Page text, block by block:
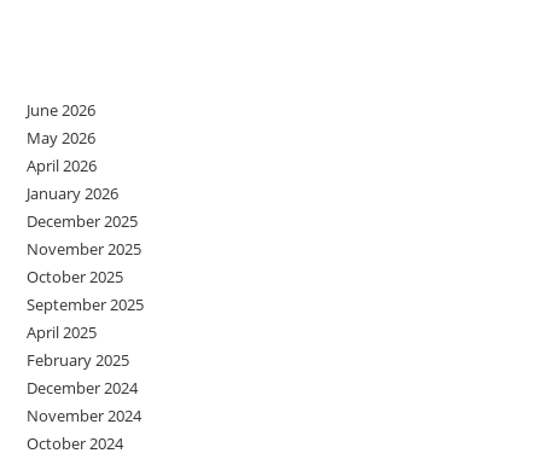
June 2026
May 2026
April 2026
January 2026
December 2025
November 2025
October 2025
September 2025
April 2025
February 2025
December 2024
November 2024
October 2024